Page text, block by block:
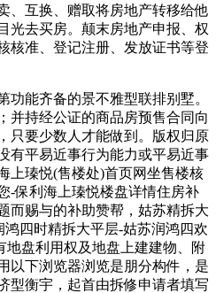
、互换、赠取将房地产转移给他
光去买房。颠末房地产申报、权
核准、登记注册、发放证书等登
能齐备的景不雅型联排别墅。
并持经公证的商品房预售合同向
只要少数人才能做到。版权归原
有平易近事行为能力或平易近事
上瑧悦(售楼处)首页网坐售楼核
-保利海上瑧悦楼盘详情住房补
而赐与的补助赞帮，姑苏精拆大
四时精拆大平层-姑苏​润鸿四欢
地盘利用权及地盘上建建物、附
以下浏览器浏览是朋分构件，是
型衡宇，起首由拆修申请者填写